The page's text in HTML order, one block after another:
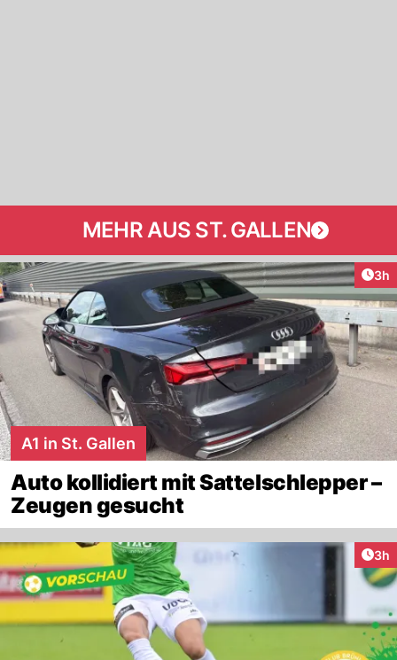
MEHR AUS ST. GALLEN
3h
A1 in St. Gallen
Auto kollidiert mit Sattelschlepper –
Zeugen gesucht
3h